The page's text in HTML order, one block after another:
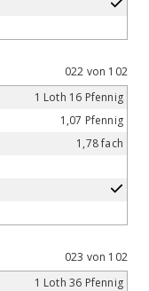
022 von 102
1 Loth 16 Pfennig
1,07 Pfennig
1,78 fach
023 von 102
1 Loth 36 Pfennig